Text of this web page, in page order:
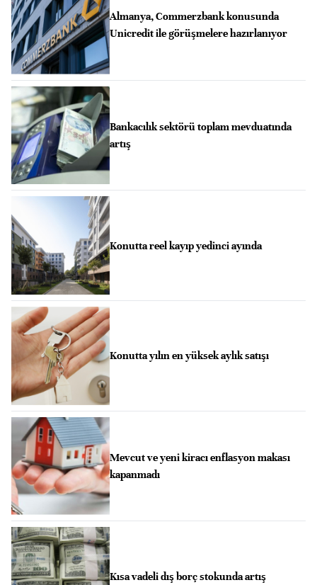
Almanya, Commerzbank konusunda
Unicredit ile görüşmelere hazırlanıyor
Bankacılık sektörü toplam mevduatında
artış
Konutta reel kayıp yedinci ayında
Konutta yılın en yüksek aylık satışı
Mevcut ve yeni kiracı enflasyon makası
kapanmadı
Kısa vadeli dış borç stokunda artış